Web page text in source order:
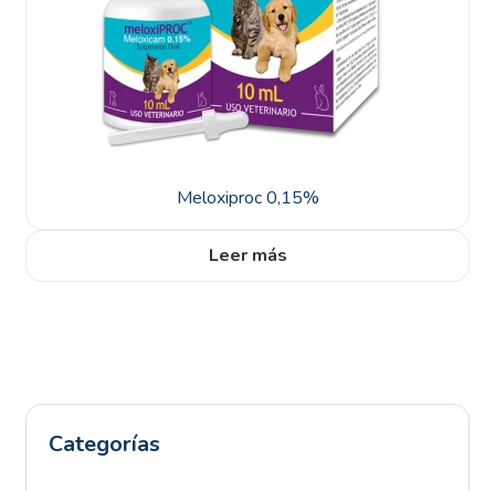
Meloxiproc 0,15%
Leer más
Categorías